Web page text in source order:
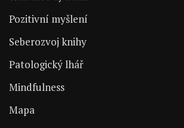
Pozitivní myšlení
Seberozvoj knihy
Patologický lhář
Mindfulness
Mapa